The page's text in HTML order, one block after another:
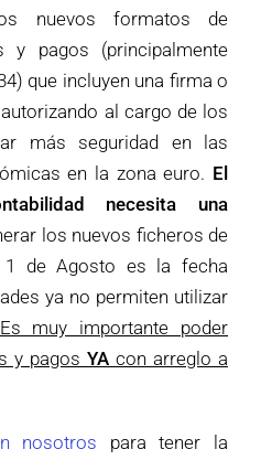
nuevos formatos de
y pagos (principalmente
que incluyen una firma o
al cargo de los
más seguridad en las
en la zona euro. El
necesita una
los nuevos ficheros de
de Agosto es la fecha
ya no permiten utilizar
Es muy importante poder
y pagos YA con arreglo a
nosotros para tener la